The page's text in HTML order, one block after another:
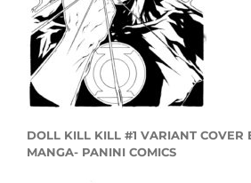
DOLL KILL KILL #1 VARIANT COVER
MANGA- PANINI COMICS